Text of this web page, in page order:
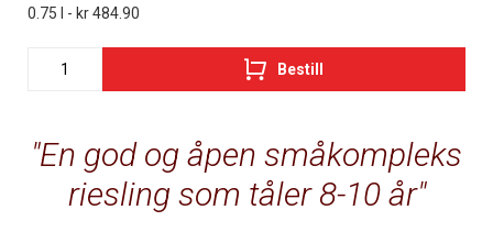
En god og åpen småkompleks
riesling som tåler 8-10 år
0.75 l - kr 484.90
Bestill